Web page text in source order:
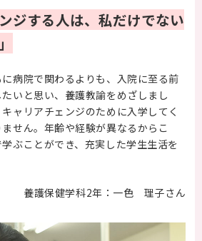
ジする人は、私だけでない
病院で関わるよりも、入院に至る前
いと思い、養護教諭をめざしまし
ャリアチェンジのために入学してく
せん。年齢や経験が異なるからこ
ぶことができ、充実した学生生活を
養護保健学科2年：一色 理子さん